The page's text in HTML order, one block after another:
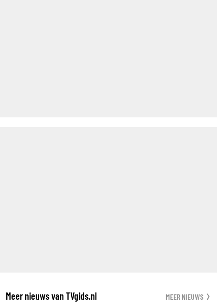
Meer nieuws van TVgids.nl MEER NIEUWS